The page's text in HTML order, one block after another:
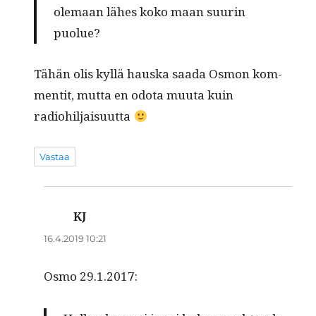
ole­maan läh­es koko maan suurin
puolue?
Tähän olis kyl­lä haus­ka saa­da Osmon kom­
men­tit, mut­ta en odota muu­ta kuin
radiohiljaisuutta
Vastaa
KJ
16.4.2019 10:21
Osmo 29.1.2017: